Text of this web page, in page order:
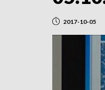
2017-10-05